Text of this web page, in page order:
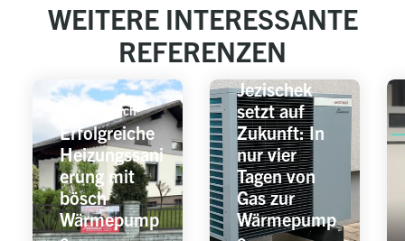
WEITERE INTERESSANTE
REFERENZEN
Südösterreich
Erfolgreiche
Heizungssani
erung mit
bösch
Wärmepump
Ostösterreich
Familie
Jezischek
setzt auf
Zukunft: In
nur vier
Tagen von
Gas zur
Wärmepump